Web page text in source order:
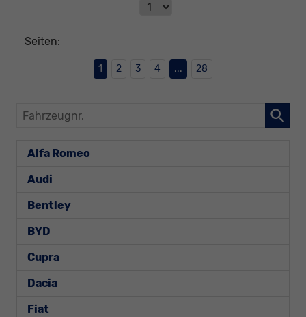
Seiten:
1 2 3 4 ... 28
Fahrzeugnr.
Alfa Romeo
Audi
Bentley
BYD
Cupra
Dacia
Fiat